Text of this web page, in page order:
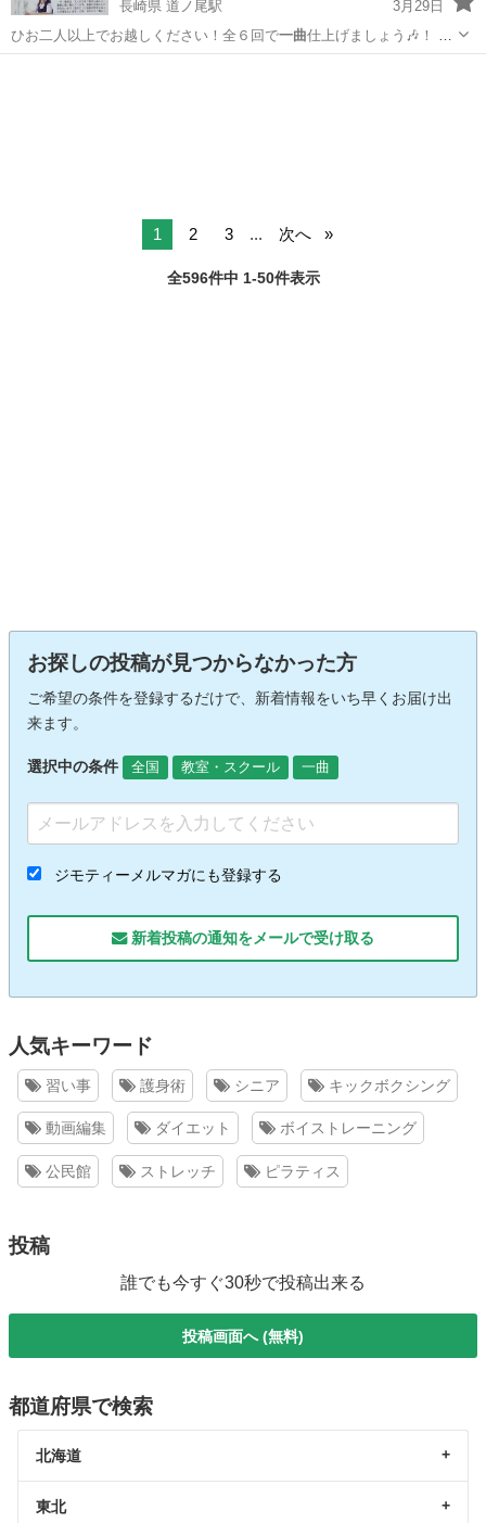
長崎県 道ノ尾駅
3月29日
ひお二人以上でお越しください！全６回で一曲仕上げましょう🎶！ ※
中学の英語が難し…
1 2 3 ... 次へ
全596件中 1-50件表示
お探しの投稿が見つからなかった方
ご希望の条件を登録するだけで、新着情報をいち早くお届け出
来ます。
選択中の条件 全国 教室・スクール 一曲
ジモティーメルマガにも登録する
新着投稿の通知をメールで受け取る
人気キーワード
習い事 護身術 シニア キックボクシング
動画編集 ダイエット ボイストレーニング
公民館 ストレッチ ピラティス
投稿
誰でも今すぐ30秒で投稿出来る
投稿画面へ (無料)
都道府県で検索
北海道
東北